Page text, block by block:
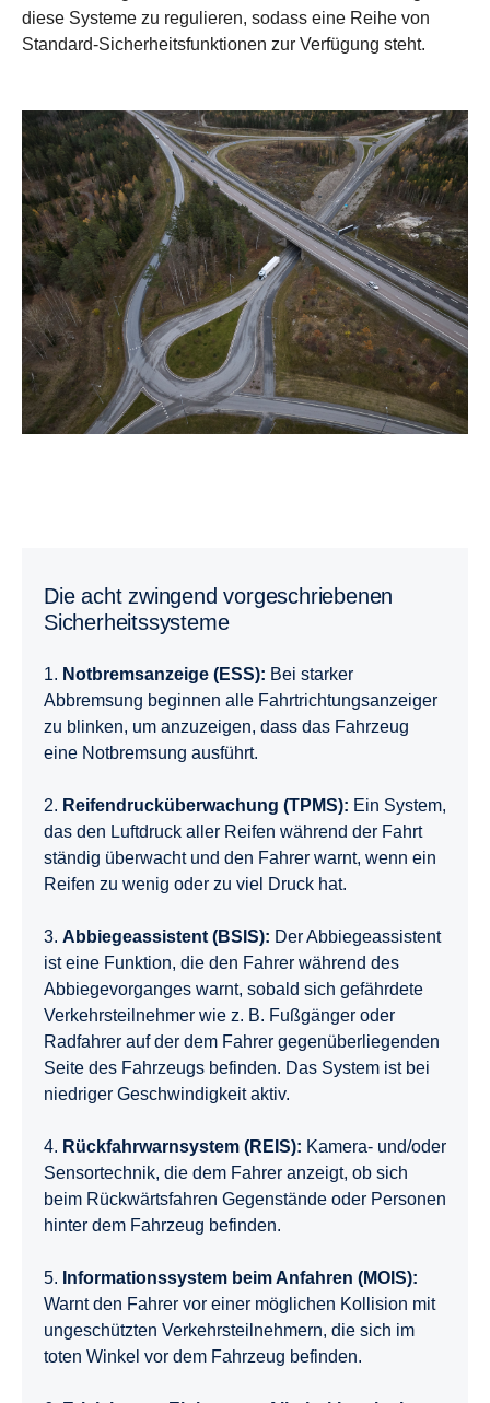
diese Systeme zu regulieren, sodass eine Reihe von
Standard-Sicherheitsfunktionen zur Verfügung steht.
Die acht zwingend vorgeschriebenen
Sicherheitssysteme
1. Notbremsanzeige (ESS): Bei starker
Abbremsung beginnen alle Fahrtrichtungsanzeiger
zu blinken, um anzuzeigen, dass das Fahrzeug
eine Notbremsung ausführt.
2. Reifendrucküberwachung (TPMS): Ein System,
das den Luftdruck aller Reifen während der Fahrt
ständig überwacht und den Fahrer warnt, wenn ein
Reifen zu wenig oder zu viel Druck hat.
3. Abbiegeassistent (BSIS): Der Abbiegeassistent
ist eine Funktion, die den Fahrer während des
Abbiegevorganges warnt, sobald sich gefährdete
Verkehrsteilnehmer wie z. B. Fußgänger oder
Radfahrer auf der dem Fahrer gegenüberliegenden
Seite des Fahrzeugs befinden. Das System ist bei
niedriger Geschwindigkeit aktiv.
4. Rückfahrwarnsystem (REIS): Kamera- und/oder
Sensortechnik, die dem Fahrer anzeigt, ob sich
beim Rückwärtsfahren Gegenstände oder Personen
hinter dem Fahrzeug befinden.
5. Informationssystem beim Anfahren (MOIS):
Warnt den Fahrer vor einer möglichen Kollision mit
ungeschützten Verkehrsteilnehmern, die sich im
toten Winkel vor dem Fahrzeug befinden.